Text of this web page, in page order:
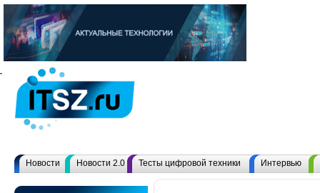
Новости Новости 2.0 Тесты цифровой техники Интервью